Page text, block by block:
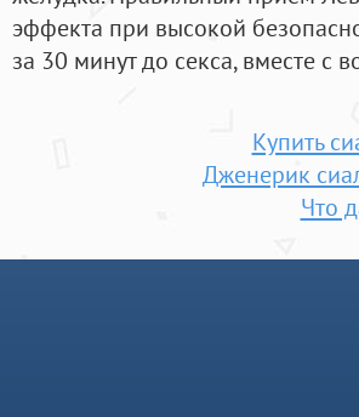
эффекта при высокой
за 30 минут до секса, вместе с
Купить
Дженерик
Что